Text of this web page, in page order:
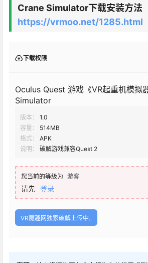
Crane Simulator下载安装方法
https://vrmoo.net/1285.html
下载权限
Oculus Quest 游戏《VR起重机模拟
Simulator
版本：
1.0
容量：
514MB
格式：
APK
说明：
破解游戏兼容Quest 2
您当前的等级为 游客
请先 登录
VR魔趣网独家破解上传中..